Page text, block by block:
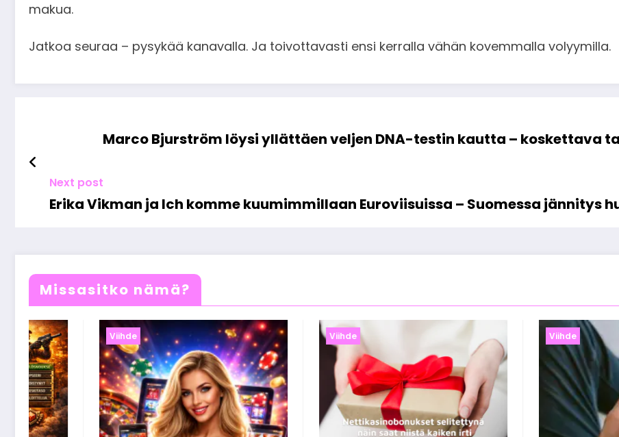
makua.
Jatkoa seuraa – pysykää kanavalla. Ja toivottavasti ensi kerralla vähän kovemmalla volyymilla.
Marco Bjurström löysi yllättäen veljen DNA-testin kautta – koskettava
Next post
Erika Vikman ja Ich komme kuumimmillaan Euroviisuissa – Suomessa jännitys
Missasitko nämä?
Viihde Viihde Viihde